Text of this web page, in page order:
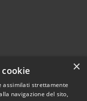
×
assimilati strettamente
navigazione del sito,